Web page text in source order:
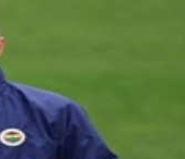
Kırgınlığım Yok"